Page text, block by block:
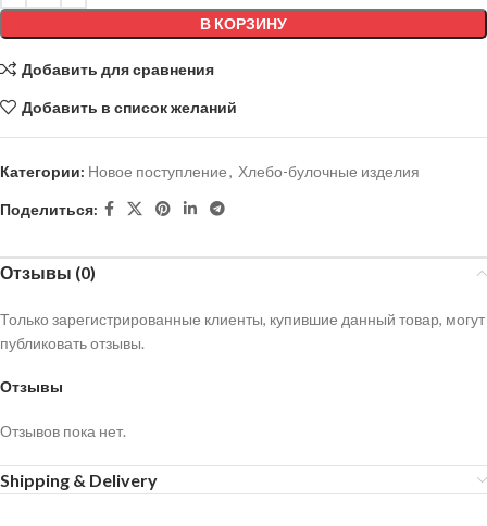
В КОРЗИНУ
Добавить для сравнения
Добавить в список желаний
Категории: Новое поступление, Хлебо-булочные изделия
Поделиться:
Отзывы (0)
Отзывы
Отзывов пока нет.
Только зарегистрированные клиенты, купившие данный товар, могут
публиковать отзывы.
Shipping & Delivery